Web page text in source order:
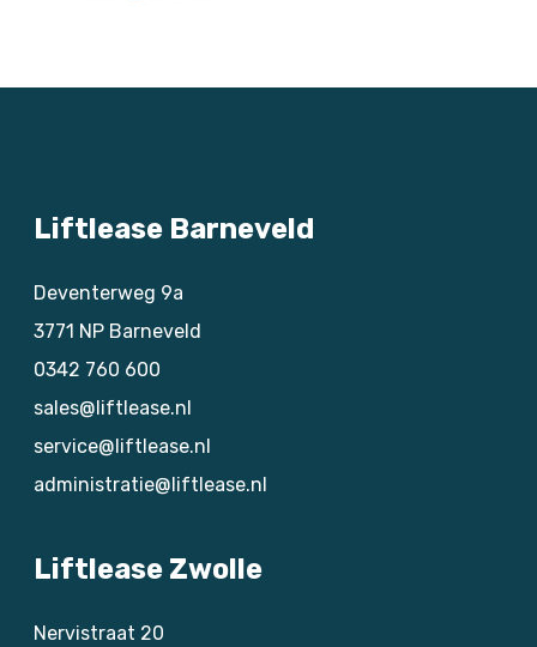
Liftlease Barneveld
Deventerweg 9a
3771 NP Barneveld
0342 760 600
sales@liftlease.nl
service@liftlease.nl
administratie@liftlease.nl
Liftlease Zwolle
Nervistraat 20